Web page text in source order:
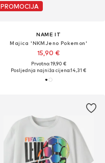
PROMOCIJA
NAME IT
Majica 'NKMJeno Pokemon'
15,90 €
Prvotno: 19,90 €
Posljednja najniža cijena:14,31 €